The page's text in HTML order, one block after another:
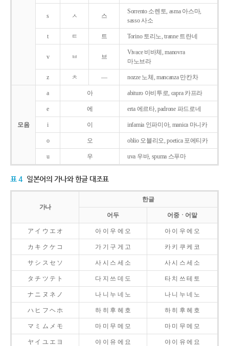
s ㅅ 스
Sorrento 소렌토, asma 아스마,
sasso 사소
t ㅌ 트 Torino 토리노, tranne 트란네
v ㅂ 브
Vivace 비바체, manovra
마노브라
z ㅊ ― nozze 노체, mancanza 만칸차
모음
a 아 abituro 아비투로, capra 카프라
e 에 erta 에르타, padrone 파드로네
i 이 infamia 인파미아, manica 마니카
o 오 oblio 오블리오, poetica 포에티카
u 우 uva 우바, spuma 스푸마
표 4 일본어의 가나와 한글 대조표
가나
한글
어두 어중ㆍ어말
ア イ ウ エ オ 아 이 우 에 오 아 이 우 에 오
カ キ ク ケ コ 가 기 구 게 고 카 키 쿠 케 코
サ シ ス セ ソ 사 시 스 세 소 사 시 스 세 소
タ チ ツ テ ト 다 지 쓰 데 도 타 치 쓰 테 토
ナ ニ ヌ ネ ノ 나 니 누 네 노 나 니 누 네 노
ハ ヒ フ ヘ ホ 하 히 후 헤 호 하 히 후 헤 호
マ ミ ム メ モ 마 미 무 메 모 마 미 무 메 모
ヤ イ ユ エ ヨ 야 이 유 에 요 야 이 유 에 요